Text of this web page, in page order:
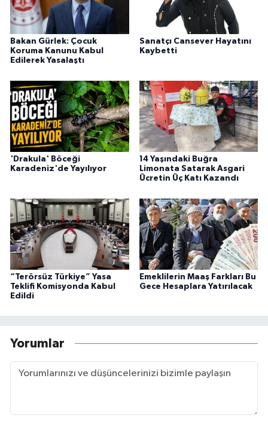
Bakan Gürlek: Çocuk
Koruma Kanunu Kabul
Edilerek Yasalaştı
Sanatçı Cansever Hayatını
Kaybetti
'Drakula' Böceği
Karadeniz'de Yayılıyor
14 Yaşındaki Buğra
Limonata Satarak Asgari
Ücretin Üç Katı Kazandı
“Terörsüz Türkiye” Yasa
Teklifi Komisyonda Kabul
Edildi
Emeklilerin Maaş Farkları Bu
Gece Hesaplara Yatırılacak
Yorumlar